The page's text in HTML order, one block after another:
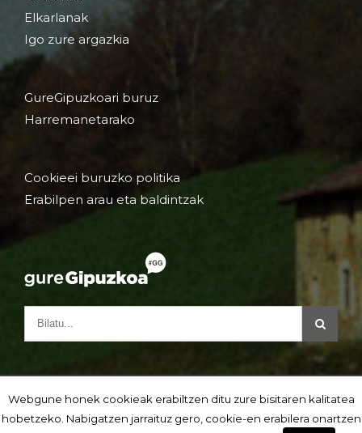
Elkarlanak
Igo zure argazkia
GureGipuzkoari buruz
Harremanetarako
Cookieei buruzko politika
Erabilpen arau eta baldintzak
Webgune honek cookieak erabiltzen ditu zure bisitaren kalitatea
hobetzeko. Nabigatzen jarraituz gero, cookie-en erabilera onartzen